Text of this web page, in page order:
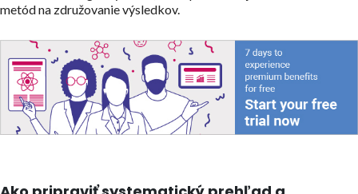
metód na združovanie výsledkov.